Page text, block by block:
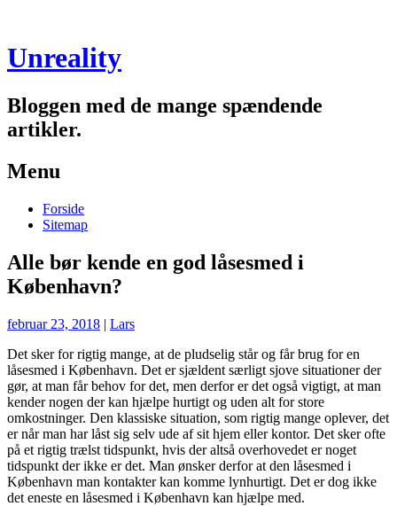
Unreality
Bloggen med de mange spændende
artikler.
Menu
Skip
Forside
Sitemap
Alle bør kende en god låsesmed i
København?
februar 23, 2018 | Lars
Det sker for rigtig mange, at de pludselig står og får brug for en
låsesmed i København. Det er sjældent særligt sjove situationer der
gør, at man får behov for det, men derfor er det også vigtigt, at man
kender nogen der kan hjælpe hurtigt og uden alt for store
omkostninger. Den klassiske situation, som rigtig mange oplever, det
er når man har låst sig selv ude af sit hjem eller kontor. Det sker ofte
på et rigtig trælst tidspunkt, hvis der altså overhovedet er noget
tidspunkt der ikke er det. Man ønsker derfor at den låsesmed i
København man kontakter kan komme lynhurtigt. Det er dog ikke
det eneste en låsesmed i København kan hjælpe med.